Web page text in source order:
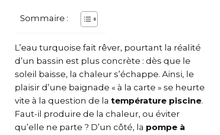
Sommaire :
L’eau turquoise fait rêver, pourtant la réalité
d’un bassin est plus concrète : dès que le
soleil baisse, la chaleur s’échappe. Ainsi, le
plaisir d’une baignade « à la carte » se heurte
vite à la question de la température piscine.
Faut-il produire de la chaleur, ou éviter
qu’elle ne parte ? D’un côté, la pompe à